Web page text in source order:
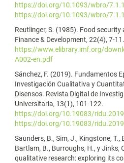
https://doi.org/10.1093/wbro/7.1.1
https://doi.org/10.1093/wbro/7.1.1
Reutlinger, S. (1985). Food security
Finance & Development, 22(4), 7-11.
https://www.elibrary.imf.org/
A002-en.pdf
Sánchez, F. (2019). Fundamentos
Investigación Cualitativa y
Disensos. Revista Digital de
Universitaria, 13(1), 101-122.
https://doi.org/10.19083/
https://doi.org/10.19083/
Saunders, B., Sim, J., Kingstone, T.,
Bartlam, B., Burroughs, H., y Jinks,
qualitative research: exploring its